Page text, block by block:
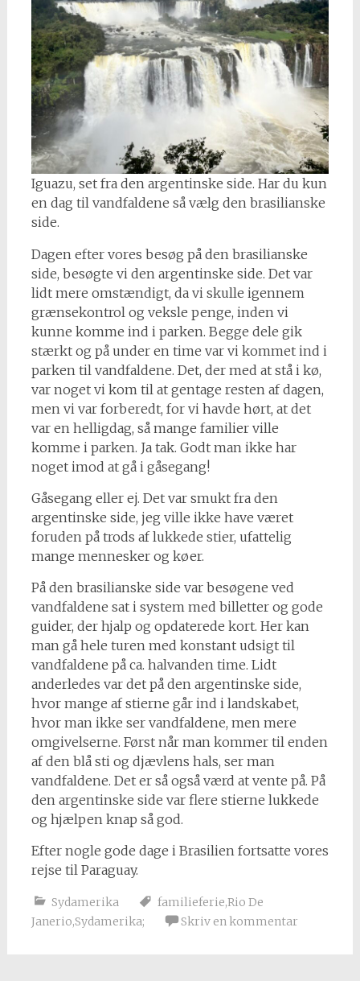
Iguazu, set fra den argentinske side. Har du kun
en dag til vandfaldene så vælg den brasilianske
side.
Dagen efter vores besøg på den brasilianske
side, besøgte vi den argentinske side. Det var
lidt mere omstændigt, da vi skulle igennem
grænsekontrol og veksle penge, inden vi
kunne komme ind i parken. Begge dele gik
stærkt og på under en time var vi kommet ind i
parken til vandfaldene. Det, der med at stå i kø,
var noget vi kom til at gentage resten af dagen,
men vi var forberedt, for vi havde hørt, at det
var en helligdag, så mange familier ville
komme i parken. Ja tak. Godt man ikke har
noget imod at gå i gåsegang!
Gåsegang eller ej. Det var smukt fra den
argentinske side, jeg ville ikke have været
foruden på trods af lukkede stier, ufattelig
mange mennesker og køer.
På den brasilianske side var besøgene ved
vandfaldene sat i system med billetter og gode
guider, der hjalp og opdaterede kort. Her kan
man gå hele turen med konstant udsigt til
vandfaldene på ca. halvanden time. Lidt
anderledes var det på den argentinske side,
hvor mange af stierne går ind i landskabet,
hvor man ikke ser vandfaldene, men mere
omgivelserne. Først når man kommer til enden
af den blå sti og djævlens hals, ser man
vandfaldene. Det er så også værd at vente på. På
den argentinske side var flere stierne lukkede
og hjælpen knap så god.
Efter nogle gode dage i Brasilien fortsatte vores
rejse til Paraguay.
Sydamerika familieferie,Rio De
Janerio,Sydamerika; Skriv en kommentar